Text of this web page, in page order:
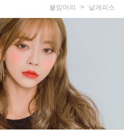
붙임머리 낱개피스